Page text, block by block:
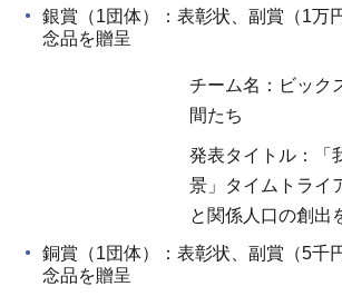
銀賞（1団体）：表彰状、副賞（1万
念品を贈呈
チーム名：ビック
間たち
発表タイトル：「
景」タイムトライ
と関係人口の創出
銅賞（1団体）：表彰状、副賞（5千
念品を贈呈